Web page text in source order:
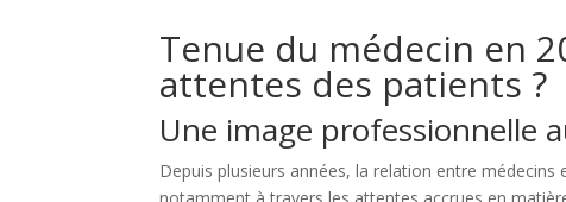
Tenue du médecin en
attentes des patients ?
Une image professionnelle
Depuis plusieurs années, la relation entre
notamment à travers les attentes accrues en